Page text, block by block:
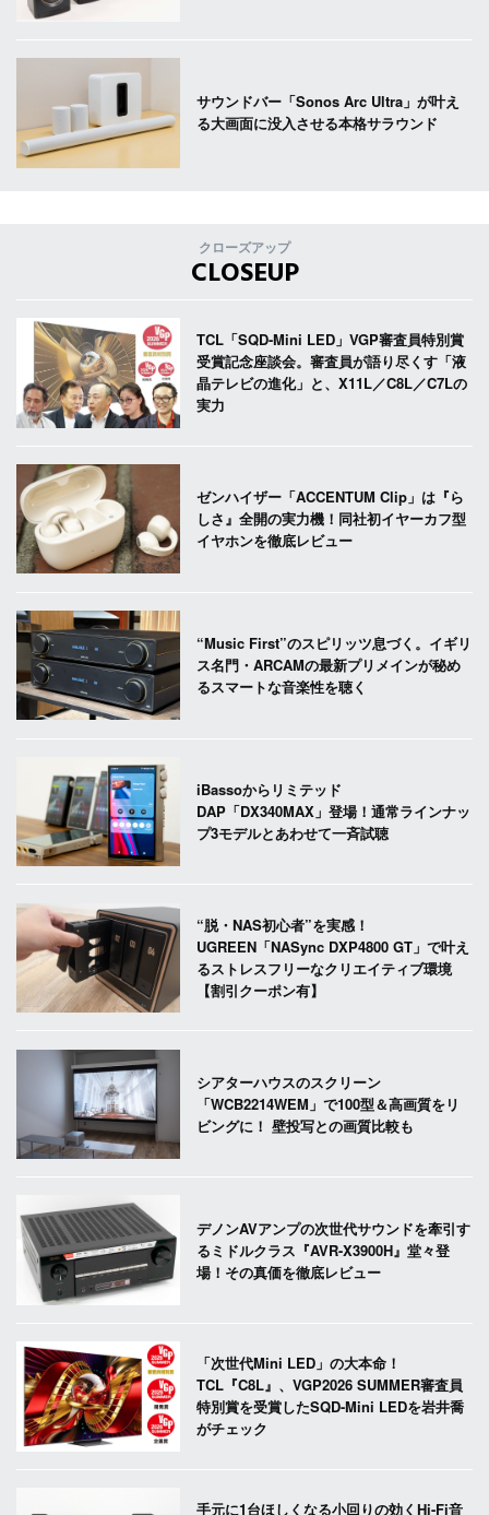
サウンドバー「Sonos Arc Ultra」が叶え
る大画面に没入させる本格サラウンド
クローズアップ
CLOSEUP
TCL「SQD-Mini LED」VGP審査員特別賞
受賞記念座談会。審査員が語り尽くす「液
晶テレビの進化」と、X11L／C8L／C7Lの
実力
ゼンハイザー「ACCENTUM Clip」は『ら
しさ』全開の実力機！同社初イヤーカフ型
イヤホンを徹底レビュー
“Music First”のスピリッツ息づく。イギリ
ス名門・ARCAMの最新プリメインが秘め
るスマートな音楽性を聴く
iBassoからリミテッド
DAP「DX340MAX」登場！通常ラインナッ
プ3モデルとあわせて一斉試聴
“脱・NAS初心者”を実感！
UGREEN「NASync DXP4800 GT」で叶え
るストレスフリーなクリエイティブ環境
【割引クーポン有】
シアターハウスのスクリーン
「WCB2214WEM」で100型＆高画質をリ
ビングに！ 壁投写との画質比較も
デノンAVアンプの次世代サウンドを牽引す
るミドルクラス『AVR-X3900H』堂々登
場！その真価を徹底レビュー
「次世代Mini LED」の大本命！
TCL『C8L』、VGP2026 SUMMER審査員
特別賞を受賞したSQD-Mini LEDを岩井喬
がチェック
手元に1台ほしくなる小回りの効くHi-Fi音